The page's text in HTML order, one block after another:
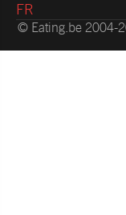
FR
© Eating.be 2004-